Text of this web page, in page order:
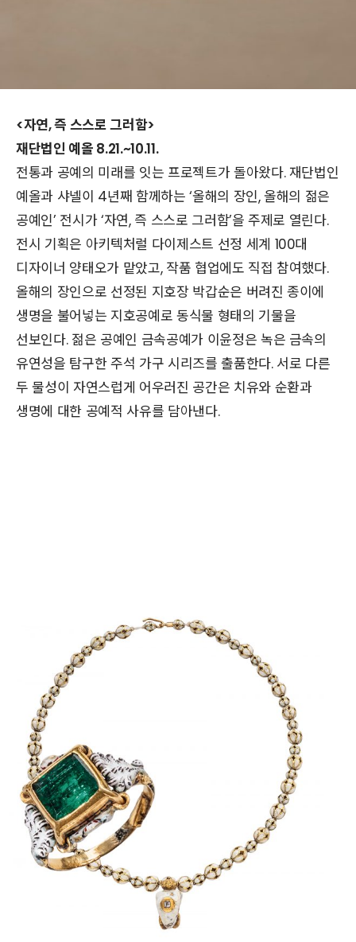
<자연, 즉 스스로 그러함>
재단법인 예올 8.21.~10.11.
전통과 공예의 미래를 잇는 프로젝트가 돌아왔다. 재단법인
예올과 샤넬이 4년째 함께하는 ‘올해의 장인, 올해의 젊은
공예인’ 전시가 ‘자연, 즉 스스로 그러함’을 주제로 열린다.
전시 기획은 아키텍처럴 다이제스트 선정 세계 100대
디자이너 양태오가 맡았고, 작품 협업에도 직접 참여했다.
올해의 장인으로 선정된 지호장 박갑순은 버려진 종이에
생명을 불어넣는 지호공예로 동식물 형태의 기물을
선보인다. 젊은 공예인 금속공예가 이윤정은 녹은 금속의
유연성을 탐구한 주석 가구 시리즈를 출품한다. 서로 다른
두 물성이 자연스럽게 어우러진 공간은 치유와 순환과
생명에 대한 공예적 사유를 담아낸다.